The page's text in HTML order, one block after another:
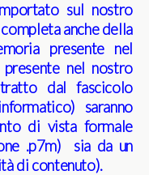
sul nostro
anche della
presente nel
nel nostro
dal fascicolo
saranno
di vista formale
.p7m) sia da un
di contenuto).